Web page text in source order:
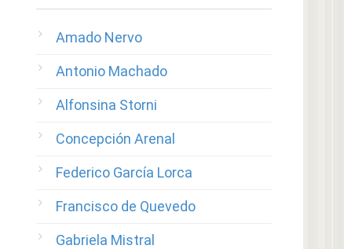
Amado Nervo
Antonio Machado
Alfonsina Storni
Concepción Arenal
Federico García Lorca
Francisco de Quevedo
Gabriela Mistral